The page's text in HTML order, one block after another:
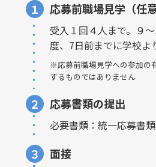
Instagram
１ 応募前職場見学（任意
受入１回４人まで。９
度、7日前までに学校よ
※応募前職場見学への参加の
するものではありません
２ 応募書類の提出
必要書類：統一応募書
３ 面接